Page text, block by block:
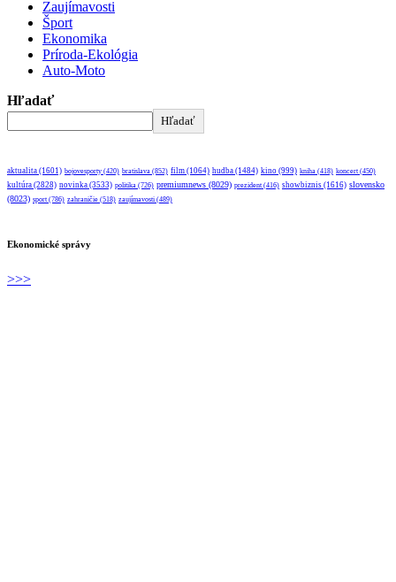
Zaujímavosti
Šport
Ekonomika
Príroda-Ekológia
Auto-Moto
Hľadať
Hľadať
aktualita (1601) bojovesporty (420) bratislava (852) film (1064) hudba (1484) kino (999) kniha (418) koncert (450)
kultúra (2828) novinka (3533) politika (726) premiumnews (8029) prezident (416) showbiznis (1616) slovensko
(8023) sport (786) zahraničie (518) zaujímavosti (489)
Ekonomické správy
>>>